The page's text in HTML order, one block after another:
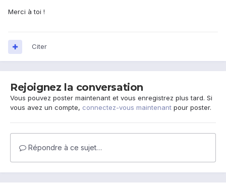
Merci à toi !
Citer
Rejoignez la conversation
Vous pouvez poster maintenant et vous enregistrez plus tard. Si
vous avez un compte, connectez-vous maintenant pour poster.
Répondre à ce sujet…